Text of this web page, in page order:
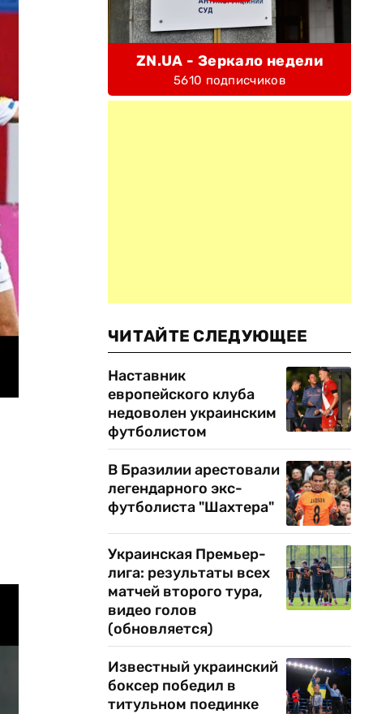
ZN.UA - Зеркало недели
5610 подписчиков
ЧИТАЙТЕ СЛЕДУЮЩЕЕ
Наставник
европейского клуба
недоволен украинским
футболистом
В Бразилии арестовали
легендарного экс-
футболиста "Шахтера"
Украинская Премьер-
лига: результаты всех
матчей второго тура,
видео голов
(обновляется)
Известный украинский
боксер победил в
титульном поединке